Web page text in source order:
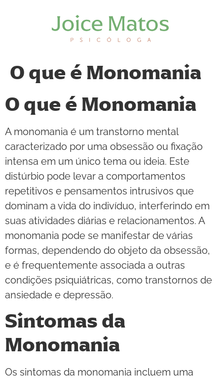
O que é Monomania
O que é Monomania
A monomania é um transtorno mental
caracterizado por uma obsessão ou fixação
intensa em um único tema ou ideia. Este
distúrbio pode levar a comportamentos
repetitivos e pensamentos intrusivos que
dominam a vida do indivíduo, interferindo em
suas atividades diárias e relacionamentos. A
monomania pode se manifestar de várias
formas, dependendo do objeto da obsessão,
e é frequentemente associada a outras
condições psiquiátricas, como transtornos de
ansiedade e depressão.
Sintomas da
Monomania
Os sintomas da monomania incluem uma